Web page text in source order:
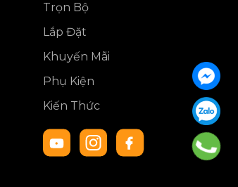
Trọn Bộ
Lắp Đặt
Khuyến Mãi
Phụ Kiện
Kiến Thức